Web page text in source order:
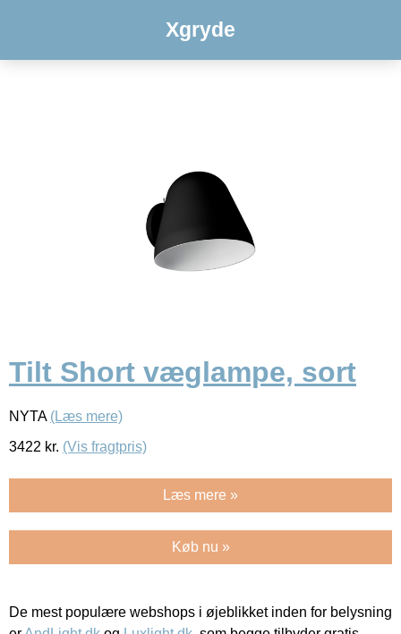
Xgryde
Tilt Short væglampe, sort
NYTA (Læs mere)
3422 kr. (Vis fragtpris)
Læs mere »
Køb nu »
De mest populære webshops i øjeblikket inden for belysning